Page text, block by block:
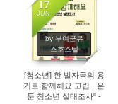
17
JUN
by 부여군유
스호스텔
3025
[청소년] 한 발자국의 용
기로 함께해요 고립 · 은
둔 청소년 실태조사" -